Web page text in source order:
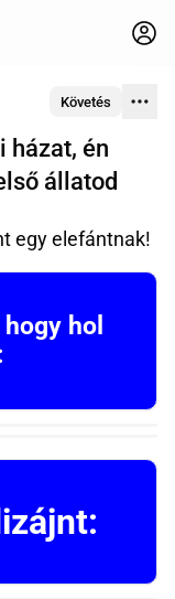
Követés
házat, én
állatod
egy elefántnak!
hol